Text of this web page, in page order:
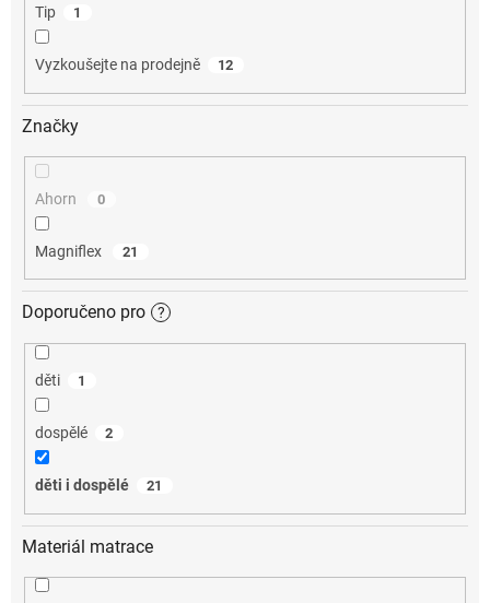
Tip 1
Vyzkoušejte na prodejně 12
Značky
Ahorn 0
Magniflex 21
Doporučeno pro ?
děti 1
dospělé 2
děti i dospělé 21
Materiál matrace